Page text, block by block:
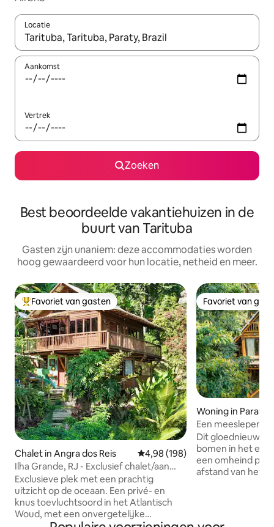
Locatie
Wanneer er resultaten beschikbaar zijn, maak je een keuze
Aankomst
Vertrek
Zoeken
Best beoordeelde vakantiehuizen in de
buurt van Tarituba
Gasten zijn unaniem: deze accommodaties worden
hoog gewaardeerd voor hun locatie, netheid en meer.
Topfavoriet van gasten
Favoriet van gasten
Chalet in Angra dos Reis Gemiddelde beoordeling van
4,98 (198)
Ilha Grande, RJ - Exclusief chalet/aan
zee!
Exclusieve plek met een prachtig
uitzicht op de oceaan. Een privé- en
knus toevluchtsoord in het Atlantisch
Woud, met een onvergetelijke
Favoriet van
Favoriet van
Woning in Paraty
Een meeslepend
Rizoma
Dit gloednieuwe
bomen in het
een omheind
afstand van het